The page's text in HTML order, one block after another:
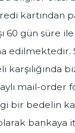
kartından
60 gün süre
karşılığında
mail-order
bir bedelin
bankaya